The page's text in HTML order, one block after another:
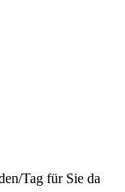
Tag für Sie da